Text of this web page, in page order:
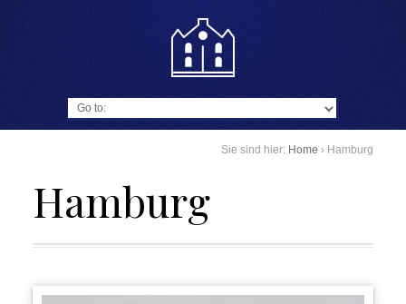
Sie sind hier: Home › Hamburg
Hamburg